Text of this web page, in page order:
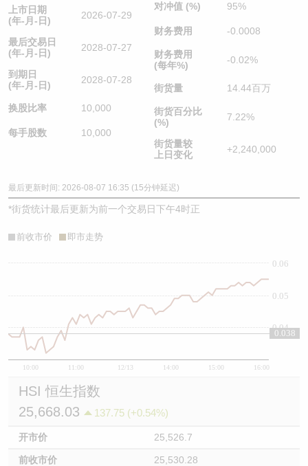
上市日期
(年-月-日)
2026-07-29
最后交易日
(年-月-日)
2028-07-27
到期日
(年-月-日)
2028-07-28
换股比率 10,000
每手股数 10,000
对冲值 (%) 95%
财务费用 -0.0008
财务费用
(每年%)
-0.02%
街货量 14.44百万
街货百分比
(%)
7.22%
街货量较
上日变化
+2,240,000
最后更新时间: 2026-08-07 16:35 (15分钟延迟)
*街货统计最后更新为前一个交易日下午4时正
前收市价 即市走势
10:00 11:00 12/13 14:00 15:00 16:00
0.04
0.05
0.06
0.038
HSI 恒生指数
25,668.03
137.75 (+0.54%)
开市价 25,526.7
前收市价 25,530.28